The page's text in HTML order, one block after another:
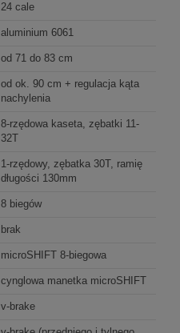
24 cale
aluminium 6061
od 71 do 83 cm
od ok. 90 cm + regulacja kąta
nachylenia
8-rzędowa kaseta, zębatki 11-
32T
1-rzędowy, zębatka 30T, ramię
długości 130mm
8 biegów
brak
microSHIFT 8-biegowa
cynglowa manetka microSHIFT
v-brake